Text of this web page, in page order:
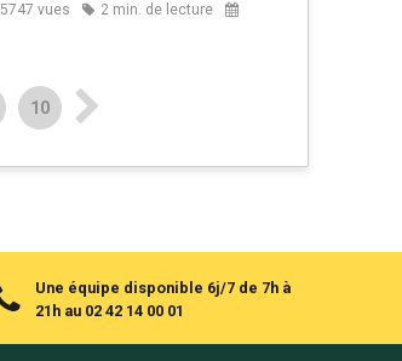
5747 vues
2 min. de lecture
10
Une équipe disponible 6j/7 de 7h à
21h au 02 42 14 00 01